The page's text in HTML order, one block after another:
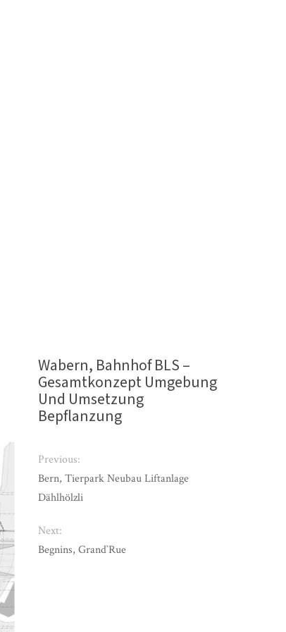
Wabern, Bahnhof BLS –
Gesamtkonzept Umgebung
Und Umsetzung
Bepflanzung
Previous:
Bern, Tierpark Neubau Liftanlage
Dählhölzli
Next:
Begnins, Grand`Rue